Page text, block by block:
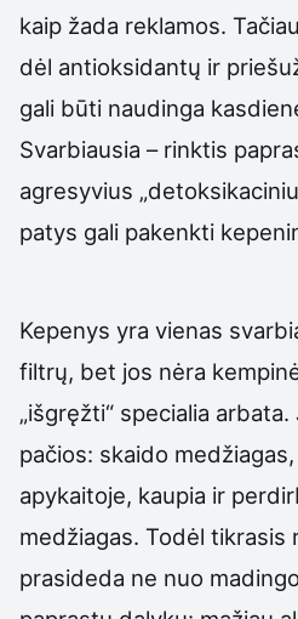
kaip žada reklamos.
dėl antioksidantų ir
gali būti naudinga
Svarbiausia – rinktis
agresyvius
patys gali pakenkti
Kepenys yra vienas
filtrų, bet jos nėra
„išgręžti“ specialia
pačios: skaido
apykaitoje, kaupia ir
medžiagas. Todėl tikrasis
prasideda ne nuo